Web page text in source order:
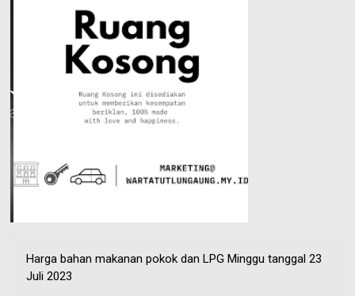
Harga bahan makanan pokok dan LPG Minggu tanggal 23
Juli 2023